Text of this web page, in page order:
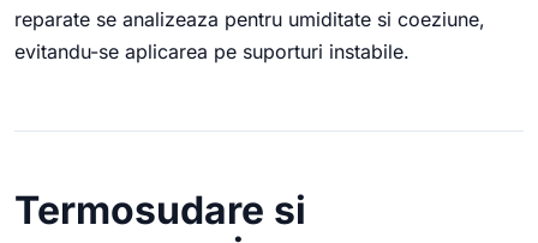
reparate se analizeaza pentru umiditate si coeziune,
evitandu-se aplicarea pe suporturi instabile.
Termosudare si